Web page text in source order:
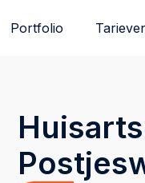
Portfolio